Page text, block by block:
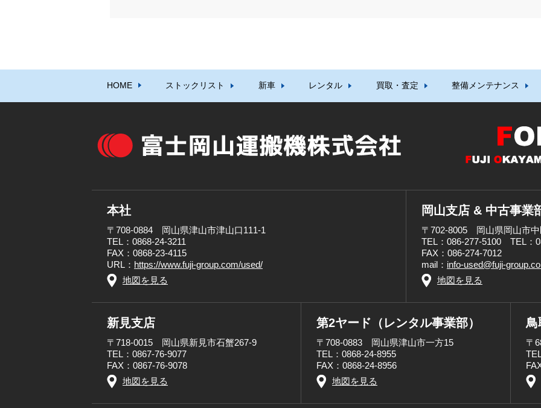
HOME ストックリスト 新車 レンタル 買取・査定 整備メンテナンス
本社
〒708-0884 岡山県津山市津山口111-1
TEL：0868-24-3211
FAX：0868-23-4115
URL： https://www.fuji-group.com/used/
地図を見る
岡山支店 & 中古事業
〒702-8005 岡山県岡山市中
TEL：086-277-5100 TEL：
FAX：086-274-7012
mail： info-used@fuji-
地図を見る
新見支店
〒718-0015 岡山県新見市石蟹267-9
TEL：0867-76-9077
FAX：0867-76-9078
地図を見る
第2ヤード（レンタル事業部）
〒708-0883 岡山県津山市一方15
TEL：0868-24-8955
FAX：0868-24-8956
地図を見る
鳥
〒